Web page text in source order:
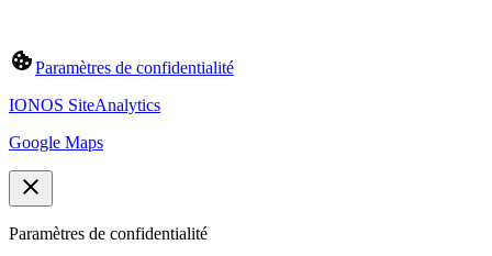
Paramètres de confidentialité
IONOS SiteAnalytics
Google Maps
Paramètres de confidentialité